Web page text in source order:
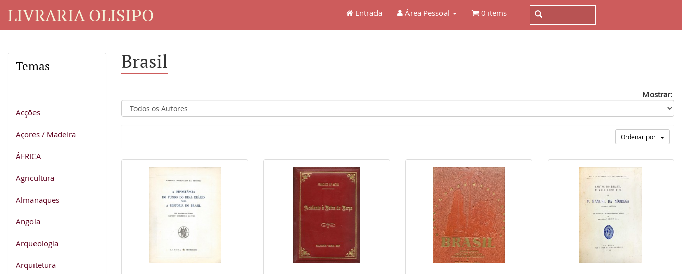
LIVRARIA OLISIPO Entrada Área Pessoal 0 items
Temas
Acções
Açores / Madeira
ÁFRICA
Agricultura
Almanaques
Angola
Arqueologia
Arquitetura
Brasil
Mostrar:
Ordenar por